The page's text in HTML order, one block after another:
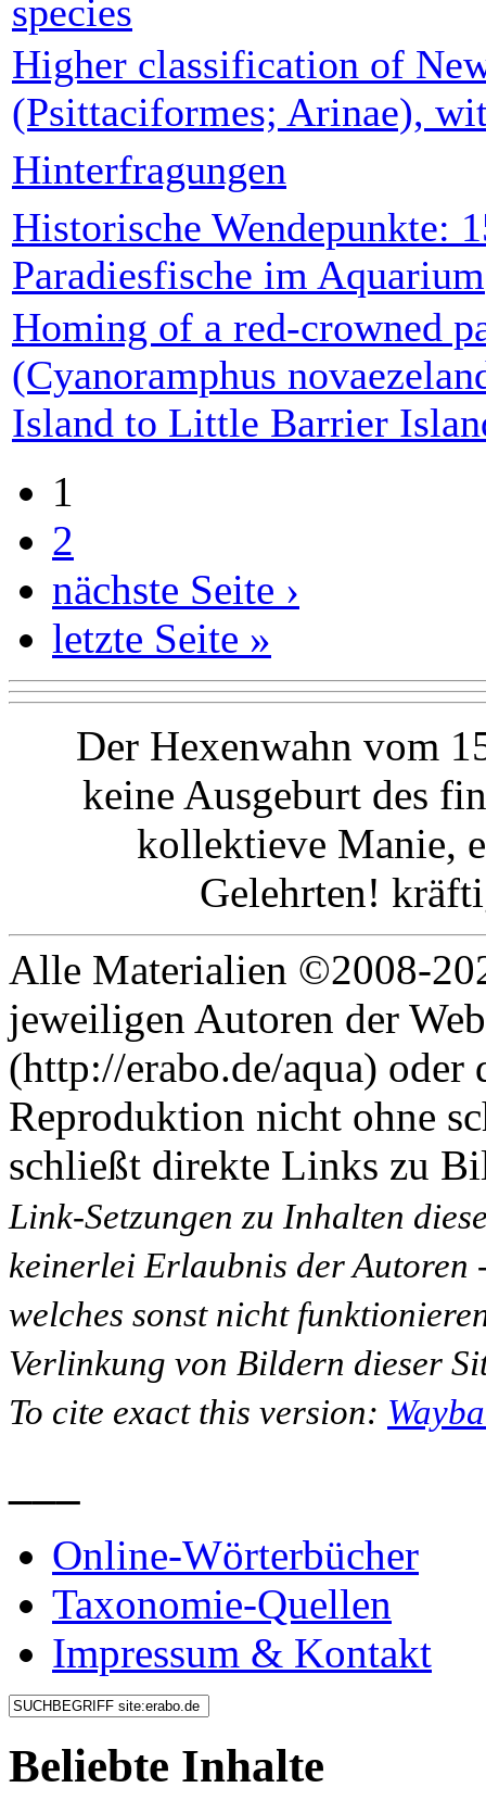
species
Higher classification of
(Psittaciformes; Arinae),
Hinterfragungen
Historische Wendepunkte:
Paradiesfische im Aquarium
Homing of a red-crowned
(Cyanoramphus
Island to Little Barrier
1
2
nächste Seite ›
letzte Seite »
Der Hexenwahn vom
keine Ausgeburt des
kollektieve Manie,
Gelehrten!
Alle Materialien ©2008-
jeweiligen Autoren der
(http://erabo.de/aqua) oder
Reproduktion nicht ohne
schließt direkte Links zu
Link-Setzungen zu Inhalten
keinerlei Erlaubnis der Autoren
welches sonst nicht
Verlinkung von Bildern dieser
To cite exact this version:
Online-Wörterbücher
Taxonomie-Quellen
Impressum & Kontakt
Beliebte Inhalte